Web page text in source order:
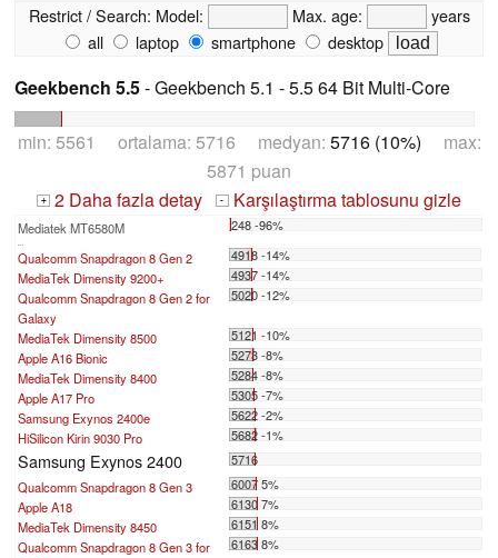
Restrict / Search: Model: Max. age:
years
all
laptop smartphone desktop
Geekbench 5.5- Geekbench 5.1 - 5.5 64 Bit Multi-Core
min: 5561 ortalama: 5716 medyan: 5716 (10%) max:
5871 puan
+ 2 Daha fazla detay - Karşılaştırma tablosunu gizle
Mediatek MT6580M 248 -96%
Qualcomm Snapdragon 8 Gen 2
4918 -14%
MediaTek Dimensity 9200+
4937 -14%
Qualcomm Snapdragon 8 Gen 2 for
Galaxy
5020 -12%
MediaTek Dimensity 8500
5121 -10%
Apple A16 Bionic
5273 -8%
MediaTek Dimensity 8400
5284 -8%
Apple A17 Pro
5305 -7%
Samsung Exynos 2400e
5622 -2%
HiSilicon Kirin 9030 Pro
5682 -1%
Samsung Exynos 2400
5716
Qualcomm Snapdragon 8 Gen 3
6007 5%
Apple A18
6130 7%
MediaTek Dimensity 8450
6151 8%
Qualcomm Snapdragon 8 Gen 3 for
6163 8%